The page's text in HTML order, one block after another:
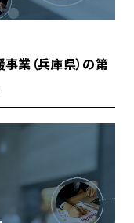
業（兵庫県）の第